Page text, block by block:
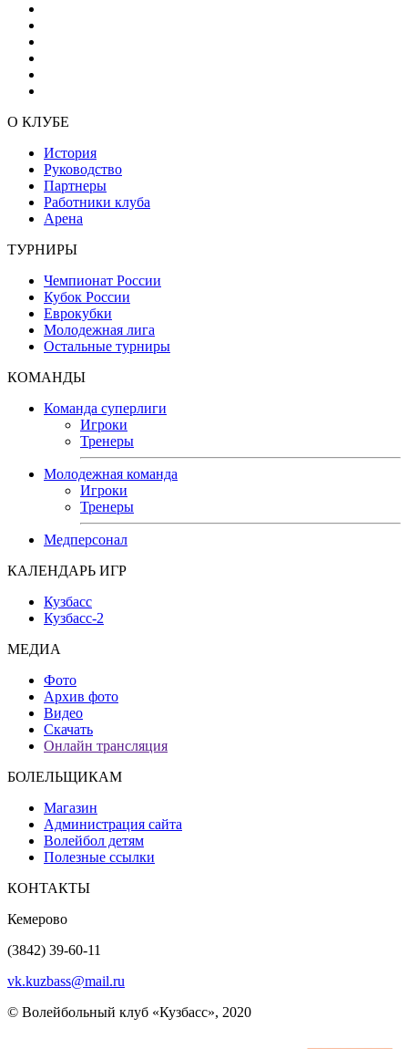
О КЛУБЕ
История
Руководство
Партнеры
Работники клуба
Арена
ТУРНИРЫ
Чемпионат России
Кубок России
Еврокубки
Молодежная лига
Остальные турниры
КОМАНДЫ
Команда суперлиги
Игроки
Тренеры
Молодежная команда
Игроки
Тренеры
Медперсонал
КАЛЕНДАРЬ ИГР
Кузбасс
Кузбасс-2
МЕДИА
Фото
Архив фото
Видео
Скачать
Онлайн трансляция
БОЛЕЛЬЩИКАМ
Магазин
Администрация сайта
Волейбол детям
Полезные ссылки
КОНТАКТЫ
Кемерово
(3842) 39-60-11
vk.kuzbass@mail.ru
© Волейбольный клуб «Кузбасс», 2020